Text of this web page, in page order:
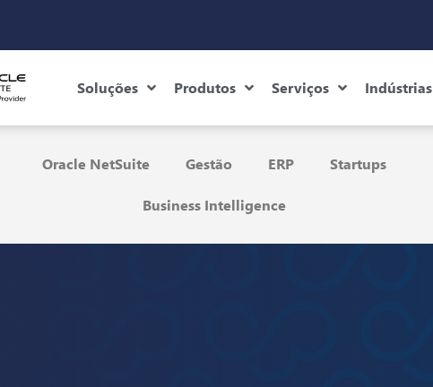
Soluções Produtos Serviços Indústrias
Oracle NetSuite Gestão ERP Startups
Business Intelligence